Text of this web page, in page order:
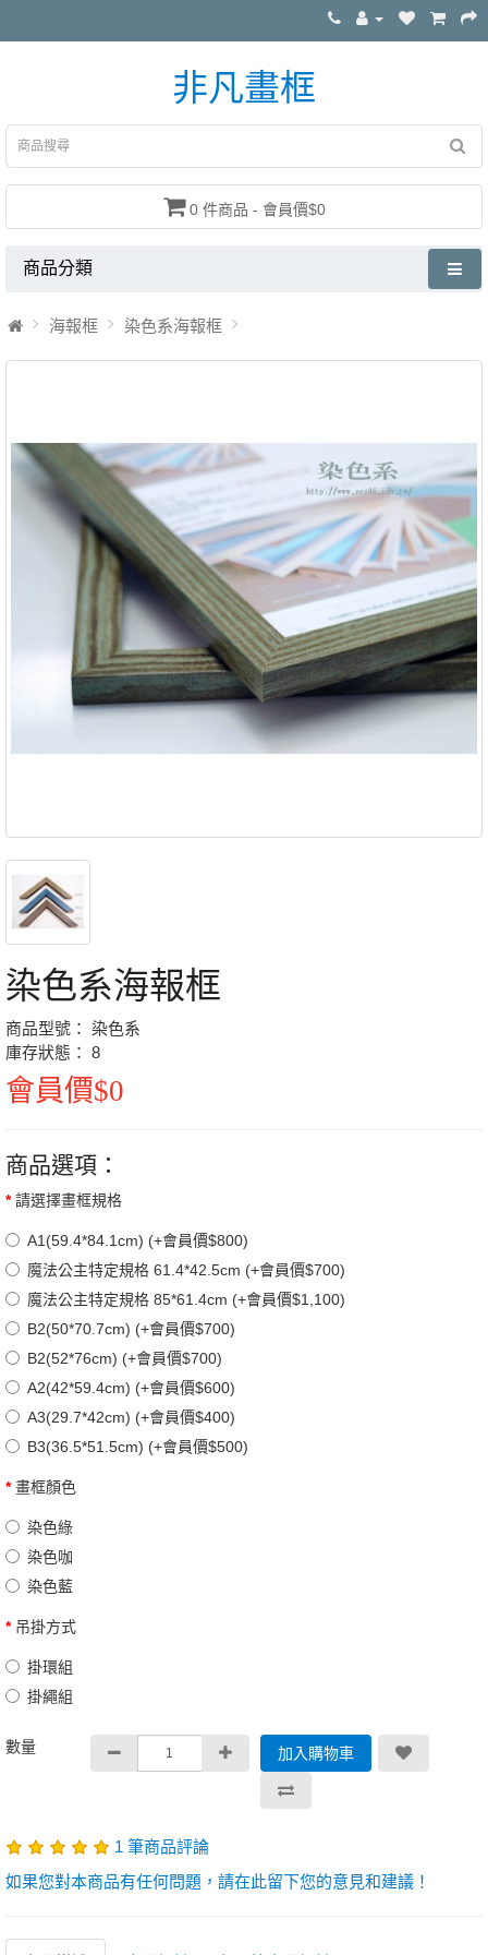
非凡畫框
0 件商品 - 會員價$0
商品分類
海報框 染色系海報框
染色系海報框
商品型號： 染色系
庫存狀態： 8
會員價$0
商品選項：
請選擇畫框規格
A1(59.4*84.1cm) (+會員價$800)
魔法公主特定規格 61.4*42.5cm (+會員價$700)
魔法公主特定規格 85*61.4cm (+會員價$1,100)
B2(50*70.7cm) (+會員價$700)
B2(52*76cm) (+會員價$700)
A2(42*59.4cm) (+會員價$600)
A3(29.7*42cm) (+會員價$400)
B3(36.5*51.5cm) (+會員價$500)
畫框顏色
染色綠
染色咖
染色藍
吊掛方式
掛環組
掛繩組
數量 加入購物車
1 筆商品評論
如果您對本商品有任何問題，請在此留下您的意見和建議！